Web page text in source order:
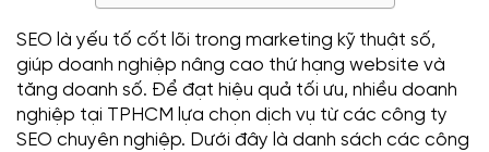
SEO là yếu tố cốt lõi trong marketing kỹ thuật số,
giúp doanh nghiệp nâng cao thứ hạng website và
tăng doanh số. Để đạt hiệu quả tối ưu, nhiều doanh
nghiệp tại TPHCM lựa chọn dịch vụ từ các công ty
SEO chuyên nghiệp. Dưới đây là danh sách các công